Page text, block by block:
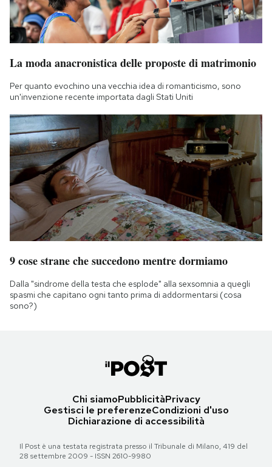
La moda anacronistica delle proposte di matrimonio
Per quanto evochino una vecchia idea di romanticismo, sono
un'invenzione recente importata dagli Stati Uniti
9 cose strane che succedono mentre dormiamo
Dalla "sindrome della testa che esplode" alla sexsomnia a quegli
spasmi che capitano ogni tanto prima di addormentarsi (cosa
sono?)
Chi siamoPubblicitàPrivacy
Gestisci le preferenzeCondizioni d'uso
Dichiarazione di accessibilità
Il Post è una testata registrata presso il Tribunale di Milano, 419 del
28 settembre 2009 - ISSN 2610-9980